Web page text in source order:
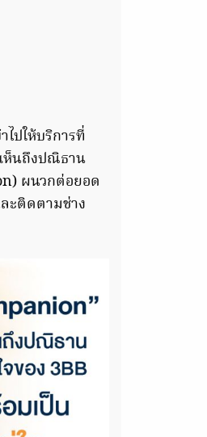
ปให้บริการที่
ห็นถึงปณิธาน
ผนวกต่อยอด
ะติดตามช่าง